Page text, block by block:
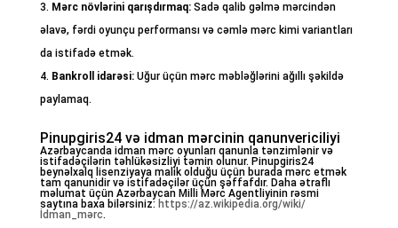
Mərc növlərini qarışdırmaq:Sadə qalib gəlmə mərcindən
əlavə, fərdi oyunçu performansı və cəmlə mərc kimi variantları
da istifadə etmək.
Bankroll idarəsi:Uğur üçün mərc məbləğlərini ağıllı şəkildə
paylamaq.
Pinupgiris24 və idman mərcinin qanunvericiliyi
Azərbaycanda idman mərc oyunları qanunla tənzimlənir və
istifadəçilərin təhlükəsizliyi təmin olunur. Pinupgiris24
beynəlxalq lisenziyaya malik olduğu üçün burada mərc etmək
tam qanunidir və istifadəçilər üçün şəffafdır. Daha ətraflı
məlumat üçün Azərbaycan Milli Mərc Agentliyinin rəsmi
saytına baxa bilərsiniz: https://az.wikipedia.org/wiki/
İdman_mərc.